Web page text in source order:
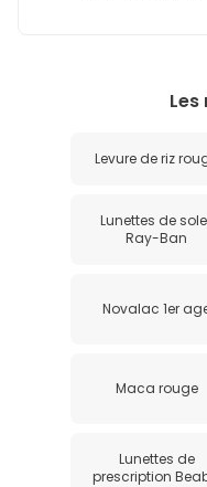
Levure de riz
Lunettes de
Ray-Ban
Novalac 1er
Maca rouge
Lunettes de
prescription